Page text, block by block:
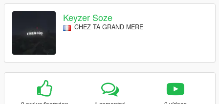
Keyzer Soze
CHEZ TA GRAND MERE